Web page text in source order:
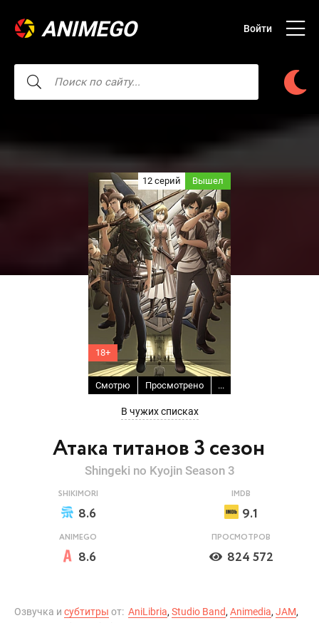
ANIMEGO Войти
Атака титанов 3 сезон
12 серий Вышел
18+
Смотрю Просмотрено ...
В чужих списках
Shingeki no Kyojin Season 3
SHIKIMORI
8.6
IMDB
9.1
ANIMEGO
8.6
ПРОСМОТРОВ
824 572
Озвучка и субтитры от: AniLibria, Studio Band, Animedia, JAM,